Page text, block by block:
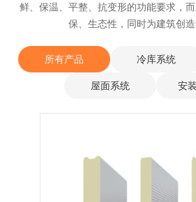
鲜、保温、平整、抗变形的功能要求，
保、生态性，同时为建筑创
所有产品 冷库系统
屋面系统 安